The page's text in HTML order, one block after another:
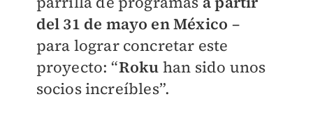
del 31 de mayo en México –
para lograr concretar este
proyecto: “Roku han sido unos
socios increíbles”.